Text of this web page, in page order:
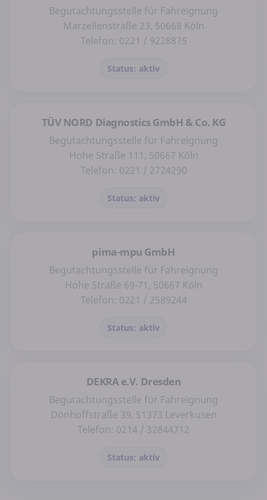
Begutachtungsstelle für Fahreignung
Marzellenstraße 23, 50668 Köln
Telefon: 0221 / 9228875
Status: aktiv
TÜV NORD Diagnostics GmbH & Co. KG
Begutachtungsstelle für Fahreignung
Hohe Straße 111, 50667 Köln
Telefon: 0221 / 2724290
Status: aktiv
pima-mpu GmbH
Begutachtungsstelle für Fahreignung
Hohe Straße 69-71, 50667 Köln
Telefon: 0221 / 2589244
Status: aktiv
DEKRA e.V. Dresden
Begutachtungsstelle für Fahreignung
Dönhoffstraße 39, 51373 Leverkusen
Telefon: 0214 / 32844712
Status: aktiv